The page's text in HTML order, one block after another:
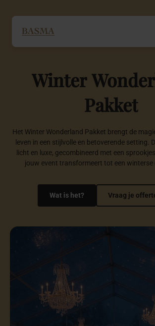
Particulier
Zakelijk
Decoratie huren
Inspiratie
Over BASMA
Contact
Winter
Pakket
Het Winter Wonderland Pakket brengt de
leven in een stijlvolle en betoverende setting.
licht en luxe, gecombineerd met een
jouw event transformeert tot een winterse
Wat is het? Vraag je